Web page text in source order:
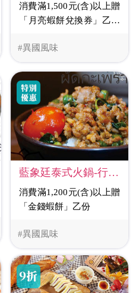
#異國風味
消費滿1,500元(含)以上贈
「月亮蝦餅兌換券」乙張
#異國風味
藍象廷泰式火鍋-行天宮店
消費滿1,200元(含)以上贈
「金錢蝦餅」乙份